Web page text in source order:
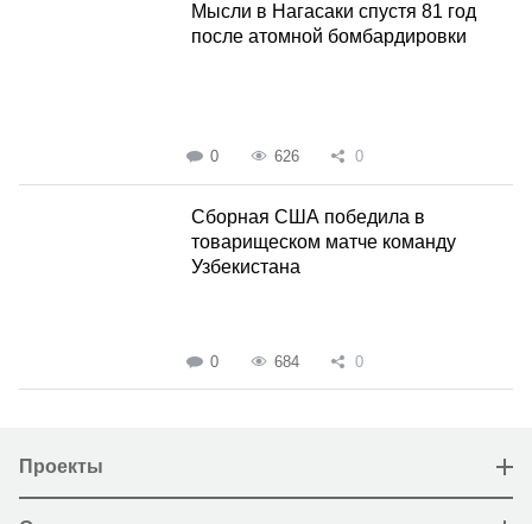
Мысли в Нагасаки спустя 81 год
после атомной бомбардировки
0 626 0
Сборная США победила в
товарищеском матче команду
Узбекистана
0 684 0
Проекты